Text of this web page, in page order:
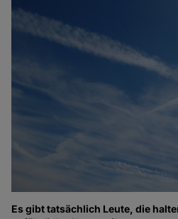
Es gibt tatsächlich Leute, die